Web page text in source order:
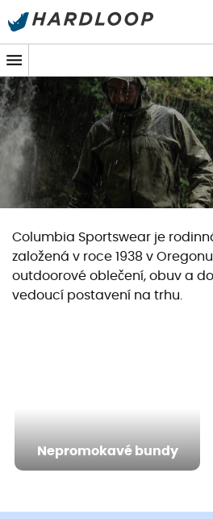
Letní akce 🔥 -5 % EXTRA při
Columbia Sportswear je
založená v roce 1938 v
outdoorové oblečení, obuv a
vedoucí postavení na trhu.
Nepromokavé bundy